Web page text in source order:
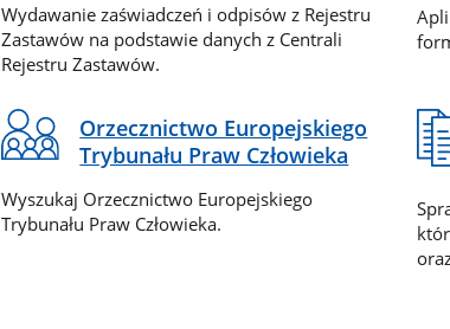
Wydawanie zaświadczeń i odpisów z Rejestru
Zastawów na podstawie danych z Centrali
Rejestru Zastawów.
Orzecznictwo Europejskiego
Trybunału Praw Człowieka
Wyszukaj Orzecznictwo Europejskiego
Trybunału Praw Człowieka.